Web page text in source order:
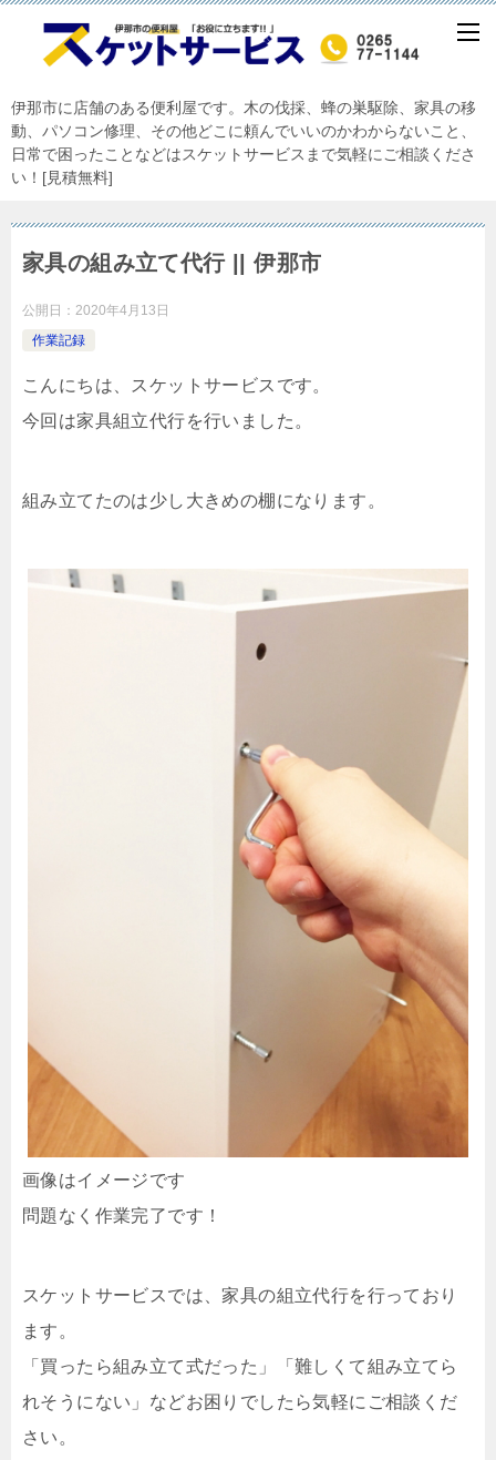
伊那市に店舗のある便利屋です。木の伐採、蜂の巣駆除、家具の移
動、パソコン修理、その他どこに頼んでいいのかわからないこと、
日常で困ったことなどはスケットサービスまで気軽にご相談くださ
い！[見積無料]
家具の組み立て代行 || 伊那市
公開日： 2020年4月13日
作業記録
こんにちは、スケットサービスです。
今回は家具組立代行を行いました。
組み立てたのは少し大きめの棚になります。
画像はイメージです
問題なく作業完了です！
スケットサービスでは、家具の組立代行を行っており
ます。
「買ったら組み立て式だった」「難しくて組み立てら
れそうにない」などお困りでしたら気軽にご相談くだ
さい。